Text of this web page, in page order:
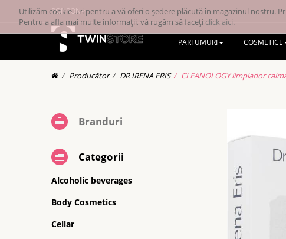
RONRON
PARFUMURI COSMETICE
Producător DR IRENA ERIS CLEANOLOGY limpiador
Branduri
Categorii
Alcoholic beverages
Body Cosmetics
Cellar
Utilizăm cookie-uri pentru a vă oferi o ședere plăcută în magazinul nostru.
Pentru a afla mai multe informații, vă rugăm să faceți click aici.